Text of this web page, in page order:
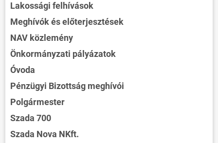
Lakossági felhívások
Meghívók és előterjesztések
NAV közlemény
Önkormányzati pályázatok
Óvoda
Pénzügyi Bizottság meghívói
Polgármester
Szada 700
Szada Nova NKft.